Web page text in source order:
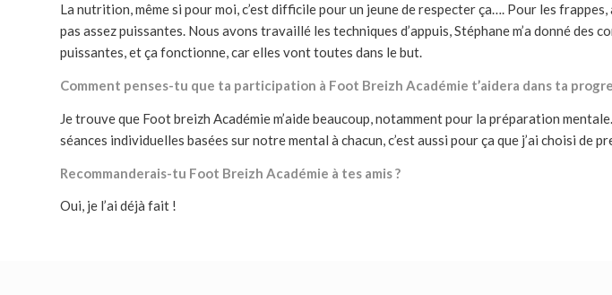
La nutrition, même si pour moi, c’est difficile pour un jeune de respecter ça…. Pour les frappes,
pas assez puissantes. Nous avons travaillé les techniques d’appuis, Stéphane m’a donné des
puissantes, et ça fonctionne, car elles vont toutes dans le but.
Comment penses-tu que ta participation à Foot Breizh Académie t’aidera dans ta
Je trouve que Foot breizh Académie m’aide beaucoup, notamment pour la préparation
séances individuelles basées sur notre mental à chacun, c’est aussi pour ça que j’ai choisi de
Recommanderais-tu Foot Breizh Académie à tes amis ?
Oui, je l’ai déjà fait !